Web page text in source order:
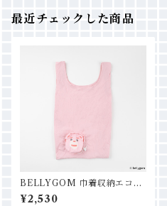
最近チェックした商品
BELLYGOM 巾着収納エコバ
ッグ
¥2,530